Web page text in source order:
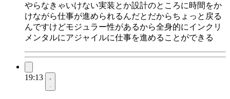
やらなきゃいけない実装とか設計のところに時間をか
けながら仕事が進められるんだとだからちょっと戻る
んですけどモジュラー性があるから全身的にインクリ
メンタルにアジャイルに仕事を進めることができる
19:13